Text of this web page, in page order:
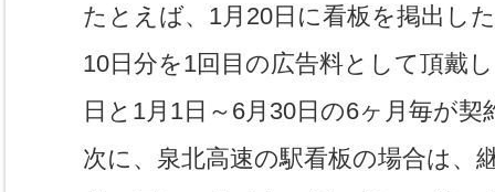
たとえば、1月20日に看板を掲出し
10日分を1回目の広告料として頂戴
日と1月1日～6月30日の6ヶ月毎が
次に、泉北高速の駅看板の場合は、